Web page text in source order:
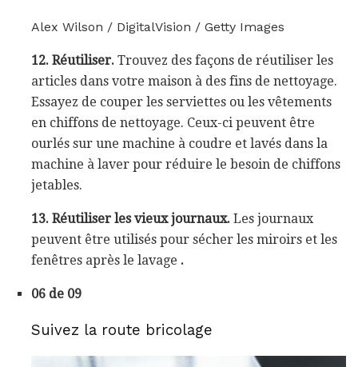
Alex Wilson / DigitalVision / Getty Images
12. Réutiliser. Trouvez des façons de réutiliser les
articles dans votre maison à des fins de nettoyage.
Essayez de couper les serviettes ou les vêtements
en chiffons de nettoyage. Ceux-ci peuvent être
ourlés sur une machine à coudre et lavés dans la
machine à laver pour réduire le besoin de chiffons
jetables.
13. Réutiliser les vieux journaux. Les journaux
peuvent être utilisés pour sécher les miroirs et les
fenêtres après le lavage .
06 de 09
Suivez la route bricolage